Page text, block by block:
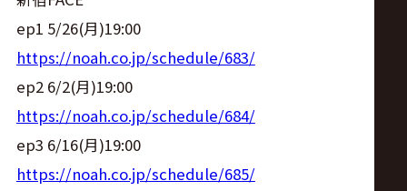
サ
イ
ト
ep1 5/26(月)19:00
https://noah.co.jp/schedule/683/
ep2 6/2(月)19:00
https://noah.co.jp/schedule/684/
ep3 6/16(月)19:00
https://noah.co.jp/schedule/685/